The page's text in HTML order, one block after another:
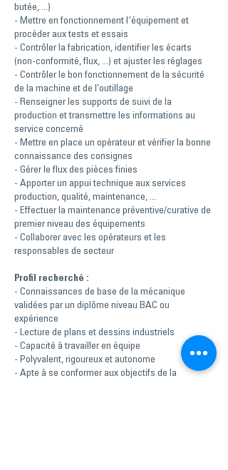
butée, ...)
- Mettre en fonctionnement l'équipement et
procéder aux tests et essais
- Contrôler la fabrication, identifier les écarts
(non-conformité, flux, ...) et ajuster les réglages
- Contrôler le bon fonctionnement de la sécurité
de la machine et de l’outillage
- Renseigner les supports de suivi de la
production et transmettre les informations au
service concerné
- Mettre en place un opérateur et vérifier la bonne
connaissance des consignes
- Gérer le flux des pièces finies
- Apporter un appui technique aux services
production, qualité, maintenance, ...
- Effectuer la maintenance préventive/curative de
premier niveau des équipements
- Collaborer avec les opérateurs et les
responsables de secteur
Profil recherché :
- Connaissances de base de la mécanique
validées par un diplôme niveau BAC ou
expérience
- Lecture de plans et dessins industriels
- Capacité à travailler en équipe
- Polyvalent, rigoureux et autonome
- Apte à se conformer aux objectifs de la